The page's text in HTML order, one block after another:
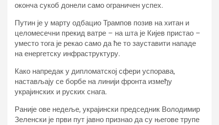
оконча сукоб донели само ограничен успех.
Путин је у марту одбацио Трампов позив на хитан и
целомесечни прекид ватре – на шта је Кијев пристао –
уместо тога је рекао само да ће то зауставити нападе
на енергетску инфраструктуру.
Како напредак у дипломатској сфери успорава,
настављају се борбе на линији фронта између
украјинских и руских снага.
Раније ове недеље, украјински председник Володимир
Зеленски је први пут јавно признао да су његове трупе